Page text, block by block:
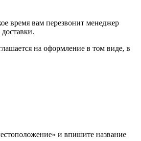
время вам перезвонит менеджер
на оформление в том виде, в
и впишите название